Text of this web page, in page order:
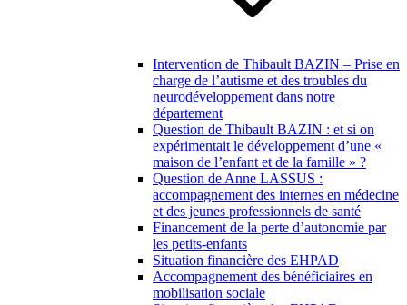
Intervention de Thibault BAZIN – Prise en
charge de l’autisme et des troubles du
neurodéveloppement dans notre
département
Question de Thibault BAZIN : et si on
expérimentait le développement d’une «
maison de l’enfant et de la famille » ?
Question de Anne LASSUS :
accompagnement des internes en médecine
et des jeunes professionnels de santé
Financement de la perte d’autonomie par
les petits-enfants
Situation financière des EHPAD
Accompagnement des bénéficiaires en
mobilisation sociale